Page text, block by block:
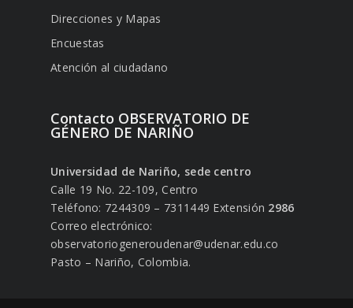
Direcciones y Mapas
Encuestas
Atención al ciudadano
Contacto OBSERVATORIO DE
GÉNERO DE NARIÑO
Universidad de Nariño, sede centro
Calle 19 No. 22-109, Centro
Teléfono: 7244309 – 7311449 Extensión 2986
Correo electrónico:
observatoriogeneroudenar@udenar.edu.co
Pasto – Nariño, Colombia.